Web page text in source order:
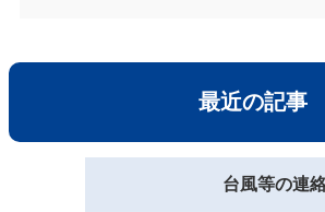
最近の記事
台風等の連